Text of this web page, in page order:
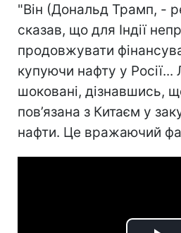
"Він (Дональд Трамп, -
сказав, що для Індії
продовжувати
купуючи нафту у
шоковані, дізнавшись,
пов’язана з Китаєм у
нафти. Це вражаючий